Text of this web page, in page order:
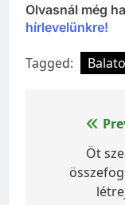
Olvasnál még
hírlevelünkre!
Tagged:
Öt